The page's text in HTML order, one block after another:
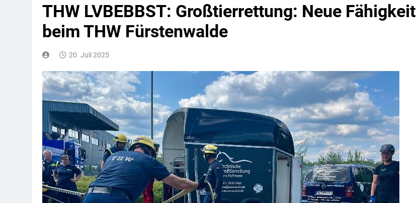
THW LVBEBBST: Großtierrettung: Neue Fähigkeit
beim THW Fürstenwalde
20. Juli 2025